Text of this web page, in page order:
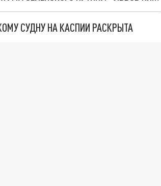
СУДНУ НА КАСПИИ РАСКРЫТА